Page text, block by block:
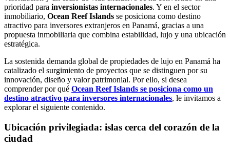
prioridad para inversionistas internacionales. Y en el sector
inmobiliario, Ocean Reef Islands se posiciona como destino
atractivo para inversores extranjeros en Panamá, gracias a una
propuesta inmobiliaria que combina estabilidad, lujo y una ubicación
estratégica.
La sostenida demanda global de propiedades de lujo en Panamá ha
catalizado el surgimiento de proyectos que se distinguen por su
innovación, diseño y valor patrimonial. Por ello, si desea
comprender por qué Ocean Reef Islands se posiciona como un
destino atractivo para inversores internacionales, le invitamos a
explorar el siguiente contenido.
Ubicación privilegiada: islas cerca del corazón de la
ciudad